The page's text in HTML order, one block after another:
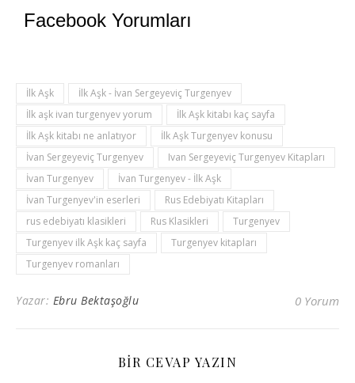
Facebook Yorumları
İlk Aşk
İlk Aşk - İvan Sergeyeviç Turgenyev
İlk aşk ivan turgenyev yorum
İlk Aşk kitabı kaç sayfa
İlk Aşk kitabı ne anlatıyor
İlk Aşk Turgenyev konusu
İvan Sergeyeviç Turgenyev
Ivan Sergeyeviç Turgenyev Kitapları
İvan Turgenyev
İvan Turgenyev - İlk Aşk
İvan Turgenyev'in eserleri
Rus Edebiyatı Kitapları
rus edebiyatı klasikleri
Rus Klasikleri
Turgenyev
Turgenyev ilk Aşk kaç sayfa
Turgenyev kitapları
Turgenyev romanları
Yazar: Ebru Bektaşoğlu 0 Yorum
BIR CEVAP YAZIN